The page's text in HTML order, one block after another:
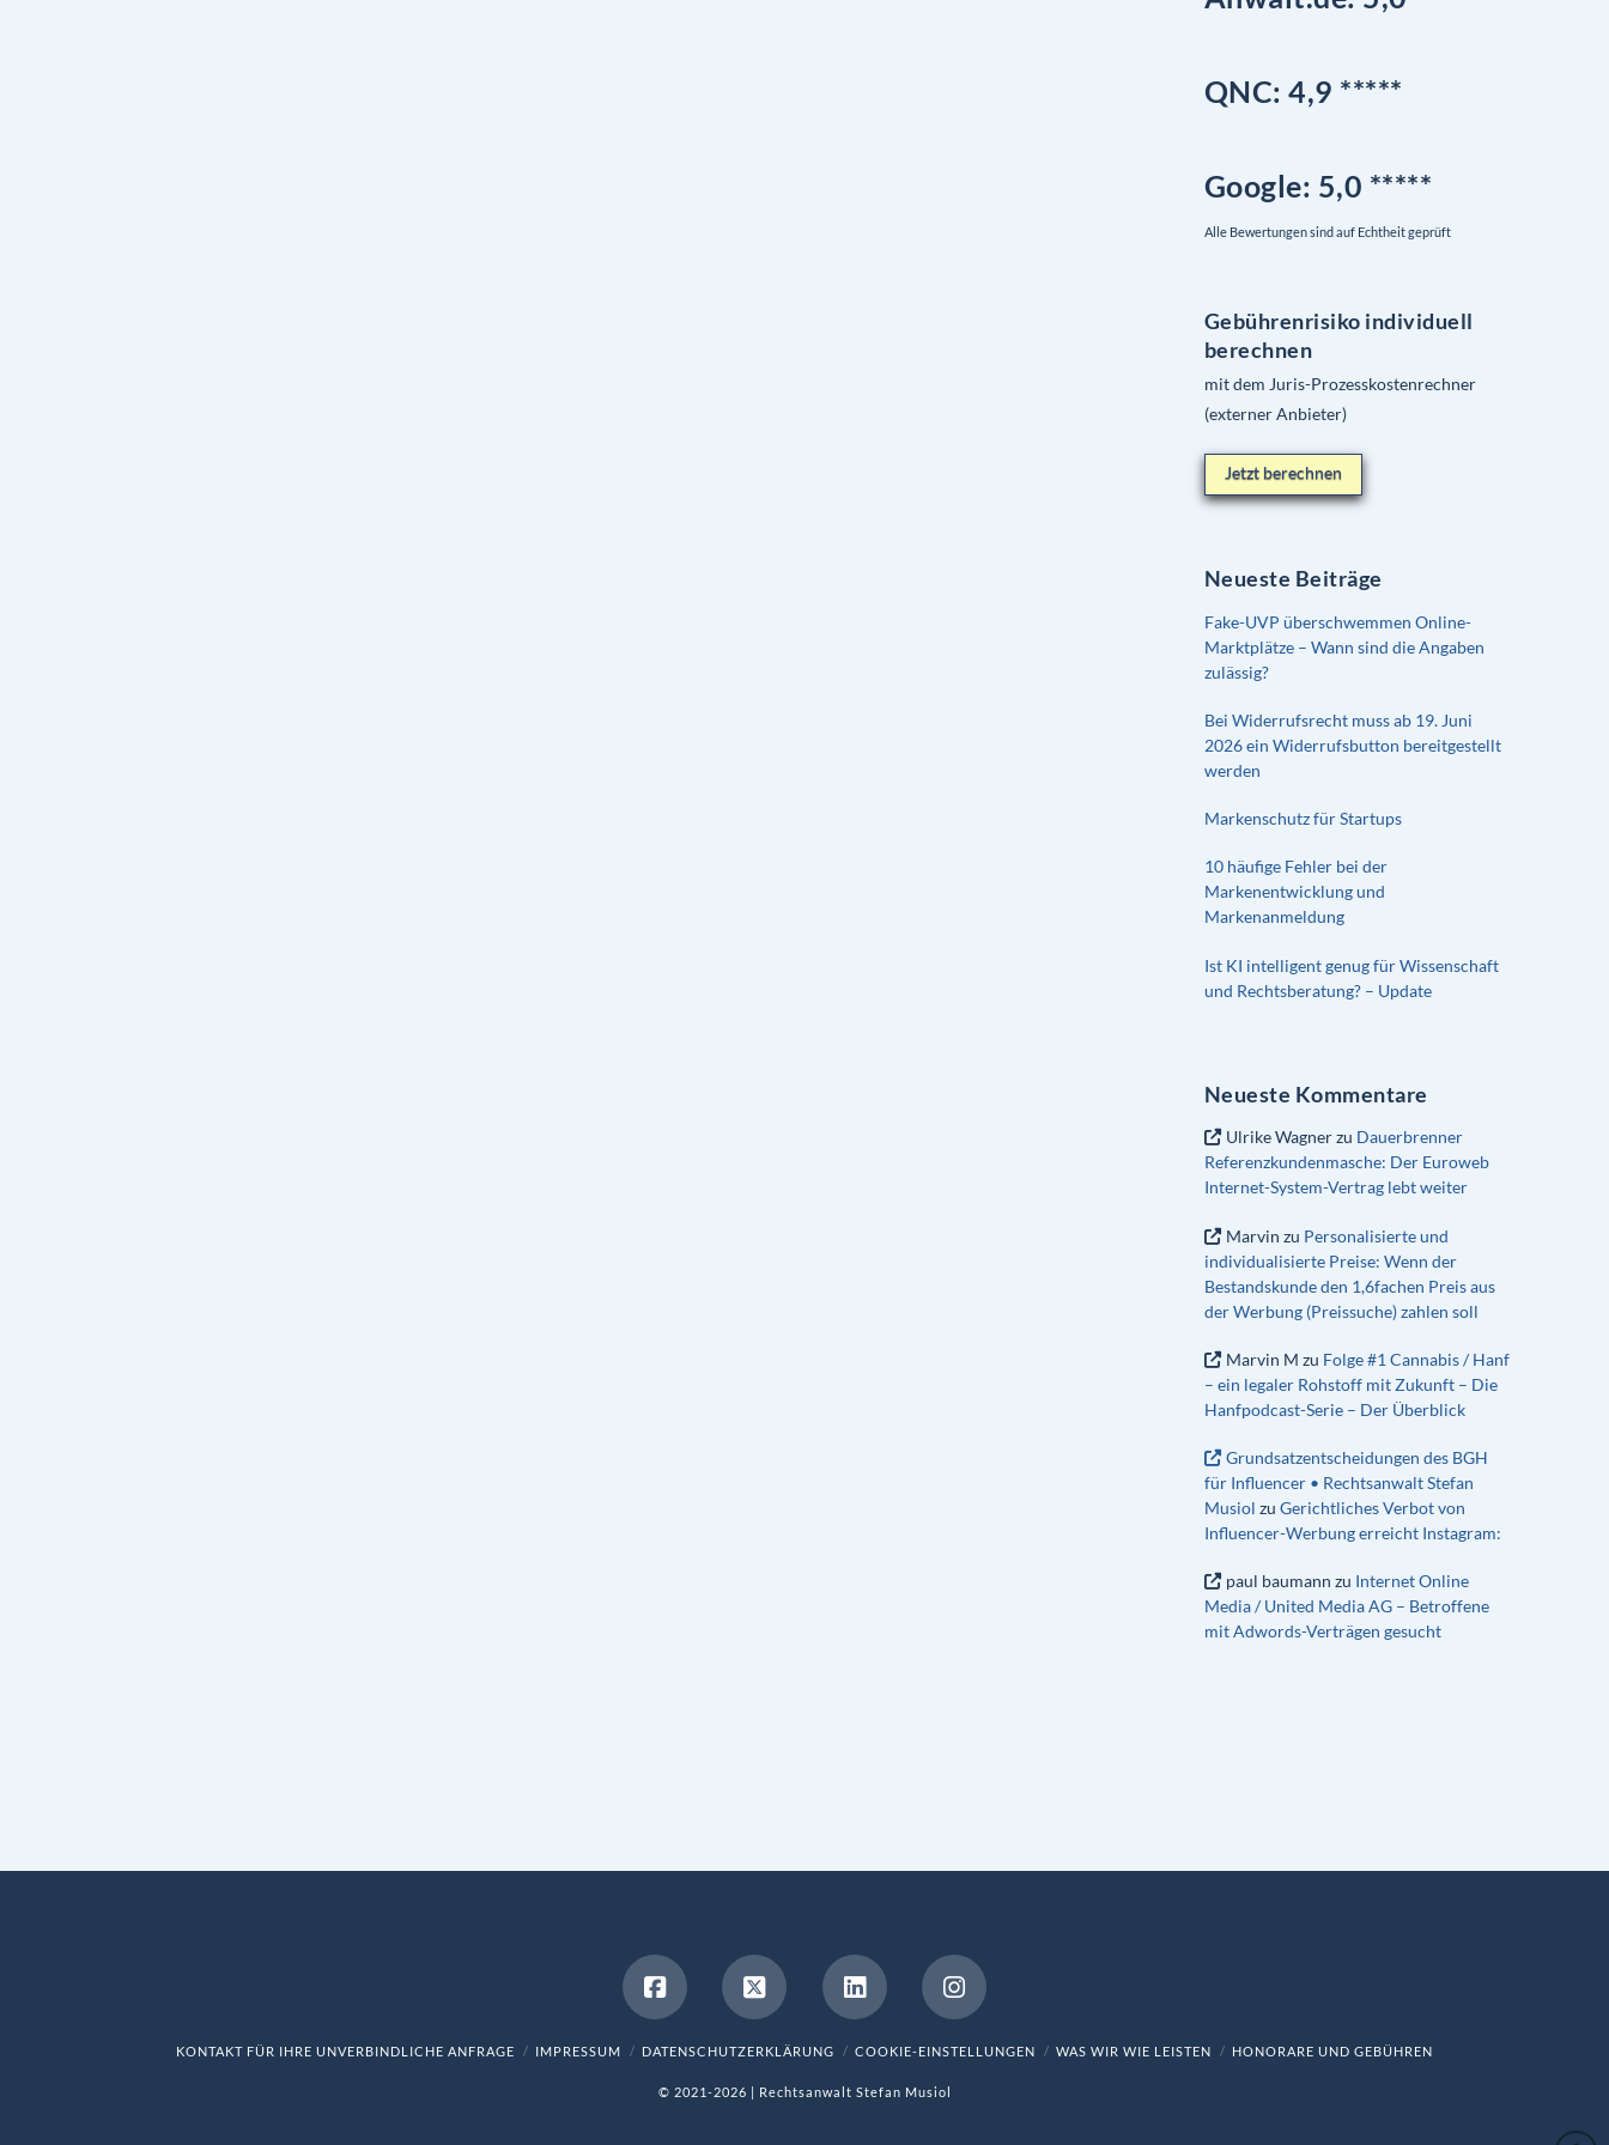
QNC: 4,9 *****
Google: 5,0 *****
Alle Bewertungen sind auf Echtheit geprüft
Gebührenrisiko individuell
berechnen
mit dem Juris-Prozesskostenrechner
(externer Anbieter)
Jetzt berechnen
Neueste Beiträge
Fake-UVP überschwemmen Online-
Marktplätze – Wann sind die Angaben
zulässig?
Bei Widerrufsrecht muss ab 19. Juni
2026 ein Widerrufsbutton bereitgestellt
werden
Markenschutz für Startups
10 häufige Fehler bei der
Markenentwicklung und
Markenanmeldung
Ist KI intelligent genug für Wissenschaft
und Rechtsberatung? – Update
Neueste Kommentare
Ulrike Wagnerzu Dauerbrenner
Referenzkundenmasche: Der Euroweb
Internet-System-Vertrag lebt weiter
Marvin zu Personalisierte und
individualisierte Preise: Wenn der
Bestandskunde den 1,6fachen Preis aus
der Werbung (Preissuche) zahlen soll
Marvin M zu Folge #1 Cannabis / Hanf
– ein legaler Rohstoff mit Zukunft – Die
Hanfpodcast-Serie – Der Überblick
Grundsatzentscheidungen des BGH
für Influencer • Rechtsanwalt Stefan
Musiol zu Gerichtliches Verbot von
Influencer-Werbung erreicht Instagram:
paul baumann zu Internet Online
Media / United Media AG – Betroffene
mit Adwords-Verträgen gesucht
KONTAKT FÜR IHRE UNVERBINDLICHE ANFRAGE IMPRESSUM DATENSCHUTZERKLÄRUNG COOKIE-EINSTELLUNGEN WAS WIR WIE LEISTEN HONORARE UND GEBÜHREN
© 2021-2026 | Rechtsanwalt Stefan Musiol